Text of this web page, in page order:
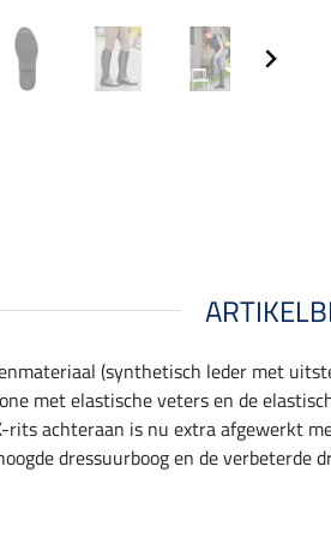
(synthetisch leder met
met elastische veters en de
rits achteraan is nu extra afgewerkt
dressuurboog en de